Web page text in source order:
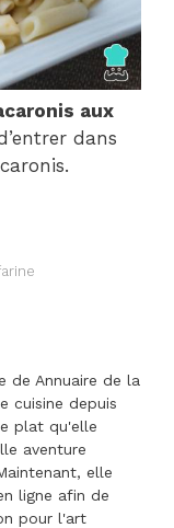
aux
dans
de Annuaire de la
cuisine depuis
plat qu'elle
aventure
elle
ligne afin de
pour l'art